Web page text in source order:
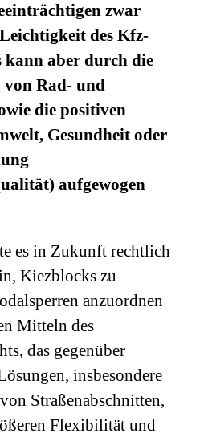
zwar
des Kfz-
kann aber durch die
Rad- und
die positiven
Gesundheit oder
aufgewogen
es in Zukunft rechtlich
Kiezblocks zu
anzuordnen
Mitteln des
das gegenüber
insbesondere
Straßenabschnitten,
Flexibilität und